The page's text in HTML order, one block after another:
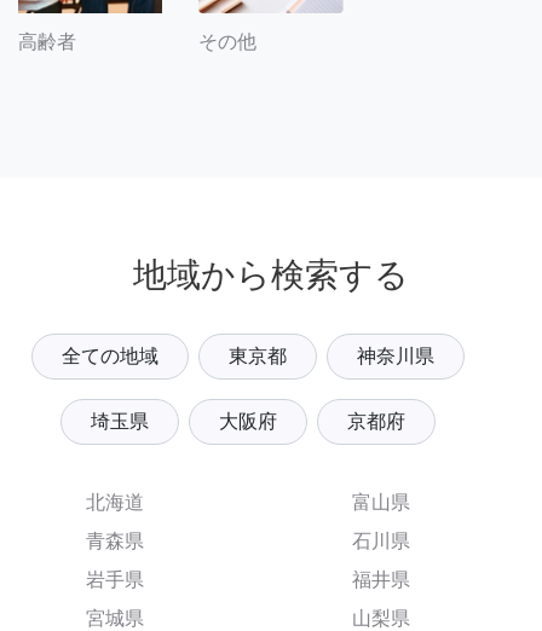
高齢者 その他
地域から検索する
全ての地域 東京都 神奈川県
埼玉県 大阪府 京都府
北海道
青森県
岩手県
宮城県
富山県
石川県
福井県
山梨県